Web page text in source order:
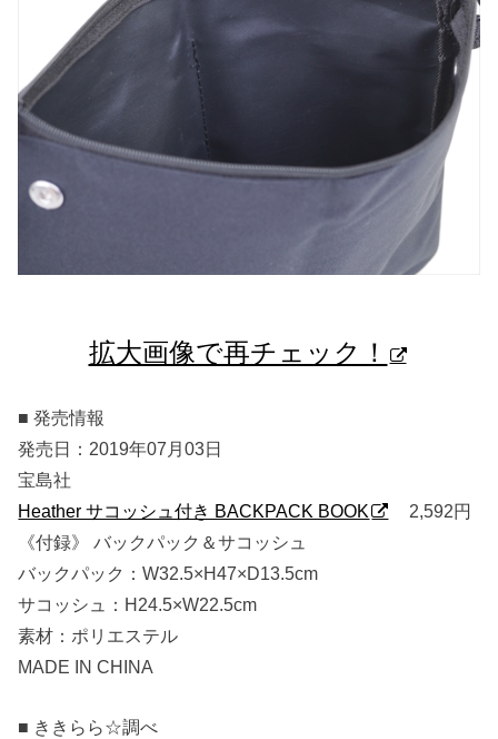
拡大画像で再チェック！
■ 発売情報
発売日：2019年07月03日
宝島社
Heather サコッシュ付き BACKPACK BOOK
2,592円
《付録》 バックパック＆サコッシュ
バックパック：W32.5×H47×D13.5cm
サコッシュ：H24.5×W22.5cm
素材：ポリエステル
MADE IN CHINA
■ ききらら☆調べ